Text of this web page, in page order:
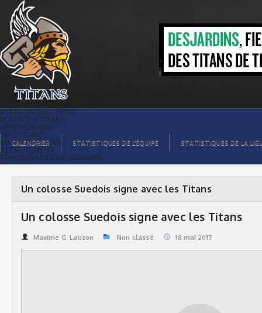
Un colosse Suedois signe avec les
Titans | Titans de témiscaming
#8804 (PAS DE TITRE)
BOUTIQUE TITANS
HÉBERGEMENT
INFO TITANS
MAGASIN TITANS
RECRUTEMENT
TÉMOIGNAGES DE JOUEURS
ACCUEIL
GALERIE PHOTOS
STATISTIQUES
ORGANISATION
CALENDRIER
COMMANDITAIRES
STATISTIQUES DE LA LIGUE
CALENDRIER STATISTIQUES DE L’ÉQUIPE STATISTIQUES DE LA
Un colosse Suedois signe avec les Titans
Un colosse Suedois signe avec les Titans
Maxime G. Lauzon Non classé 18.mai 2017